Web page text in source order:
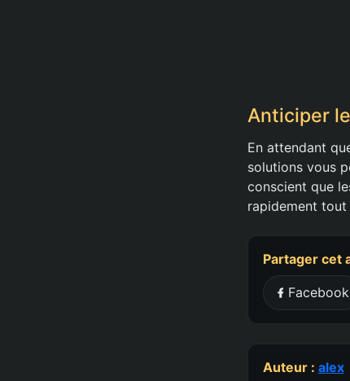
Anticiper
En attendant
solutions vous
conscient que
rapidement
Partager cet
Facebook
Auteur : alex